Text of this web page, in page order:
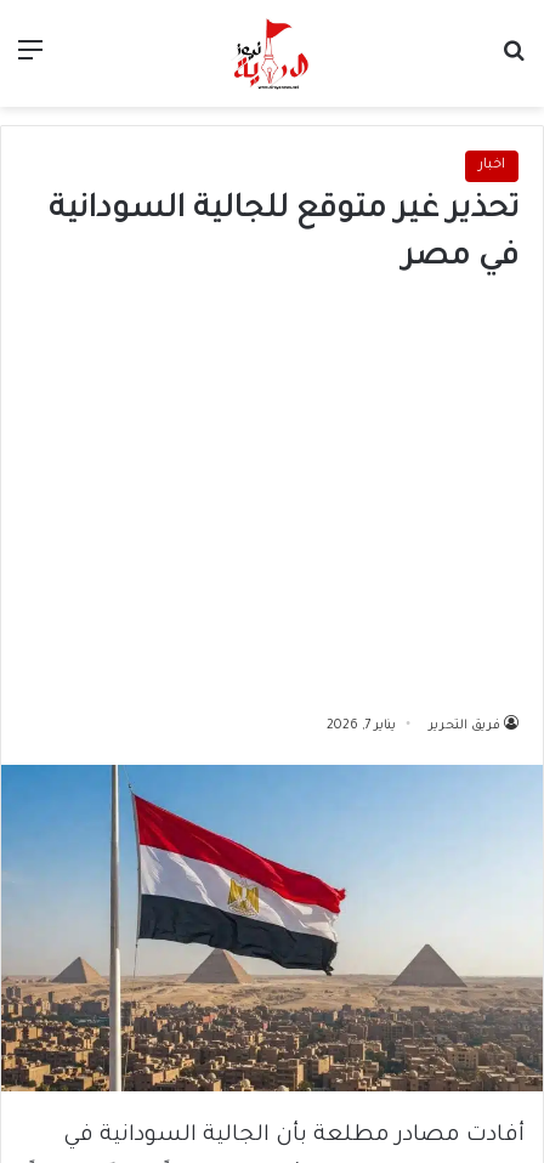
اخبار
تحذير غير متوقع للجالية السودانية
في مصر
فريق التحرير يناير 7, 2026
أفادت مصادر مطلعة بأن الجالية السودانية في